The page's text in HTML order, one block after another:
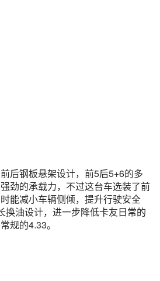
后钢板悬架设计，前5后5+6的多
劲的承载力，不过这台车选装了前
能减小车辆侧倾，提升行驶安全
换油设计，进一步降低卡友日常的
规的4.33。